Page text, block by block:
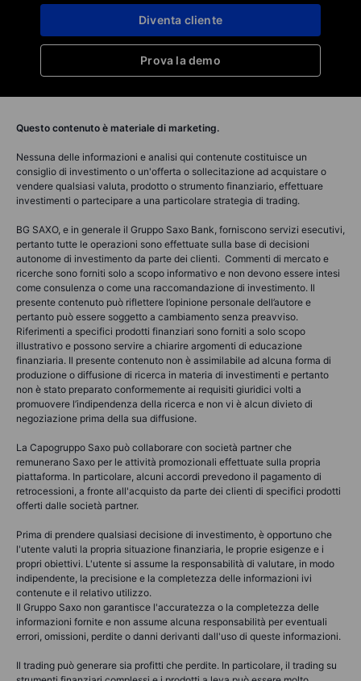
Prova la demo
Diventa cliente
Questo contenuto è materiale di marketing.
Nessuna delle informazioni e analisi qui contenute costituisce un
consiglio di investimento o un'offerta o sollecitazione ad acquistare o
vendere qualsiasi valuta, prodotto o strumento finanziario, effettuare
investimenti o partecipare a una particolare strategia di trading.
BG SAXO, e in generale il Gruppo Saxo Bank, forniscono servizi esecutivi,
pertanto tutte le operazioni sono effettuate sulla base di decisioni
autonome di investimento da parte dei clienti. Commenti di mercato e
ricerche sono forniti solo a scopo informativo e non devono essere intesi
come consulenza o come una raccomandazione di investimento. Il
presente contenuto può riflettere l’opinione personale dell’autore e
pertanto può essere soggetto a cambiamento senza preavviso.
Riferimenti a specifici prodotti finanziari sono forniti a solo scopo
illustrativo e possono servire a chiarire argomenti di educazione
finanziaria. Il presente contenuto non è assimilabile ad alcuna forma di
produzione o diffusione di ricerca in materia di investimenti e pertanto
non è stato preparato conformemente ai requisiti giuridici volti a
promuovere l’indipendenza della ricerca e non vi è alcun divieto di
negoziazione prima della sua diffusione.
La Capogruppo Saxo può collaborare con società partner che
remunerano Saxo per le attività promozionali effettuate sulla propria
piattaforma. In particolare, alcuni accordi prevedono il pagamento di
retrocessioni, a fronte all'acquisto da parte dei clienti di specifici prodotti
offerti dalle società partner.
Prima di prendere qualsiasi decisione di investimento, è opportuno che
l'utente valuti la propria situazione finanziaria, le proprie esigenze e i
propri obiettivi. L'utente si assume la responsabilità di valutare, in modo
indipendente, la precisione e la completezza delle informazioni ivi
contenute e il relativo utilizzo.
Il Gruppo Saxo non garantisce l'accuratezza o la completezza delle
informazioni fornite e non assume alcuna responsabilità per eventuali
errori, omissioni, perdite o danni derivanti dall'uso di queste informazioni.
Il trading può generare sia profitti che perdite. In particolare, il trading su